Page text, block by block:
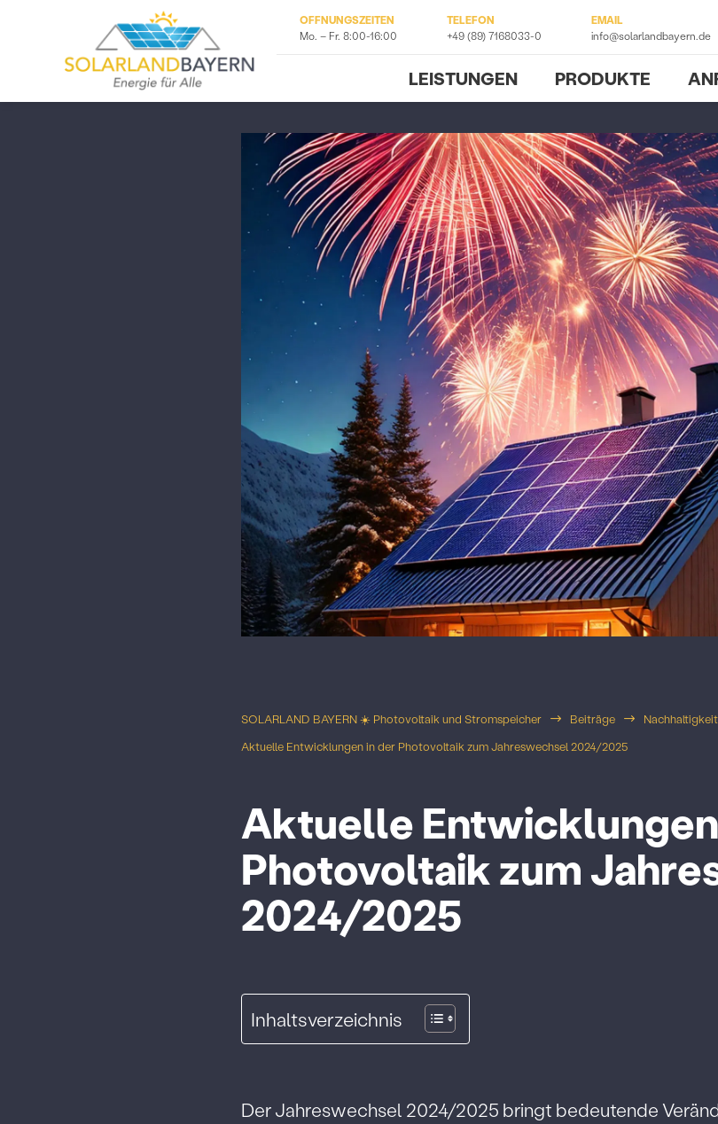
ÖFFNUNGSZEITEN
Mo. – Fr. 8:00-16:00
TELEFON
+49 (89) 7168033-0
EMAIL
info@solarlandbayern.de
LEISTUNGEN PRODUKTE
SOLARLAND BAYERN ☀️ Photovoltaik und Stromspeicher $ Beiträge $ Nachhaltigkeit
Aktuelle Entwicklungen in der Photovoltaik zum Jahreswechsel 2024/2025
Aktuelle
Photovoltaik zum
2024/2025
Inhaltsverzeichnis
Der Jahreswechsel 2024/2025 bringt bedeutende